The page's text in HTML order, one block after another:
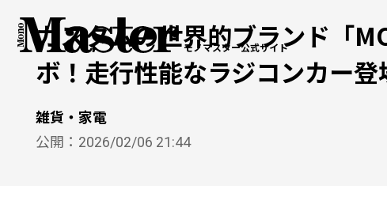
モノマスター公式サイト
カスタムの世界的ブランド「
ボ！走行性能なラジコンカー登
雑貨・家電
公開： 2026/02/06 21:44